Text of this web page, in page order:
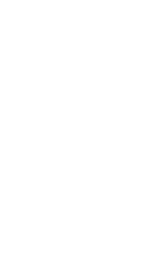
ありません。
に未対応品が
年1月12日よ